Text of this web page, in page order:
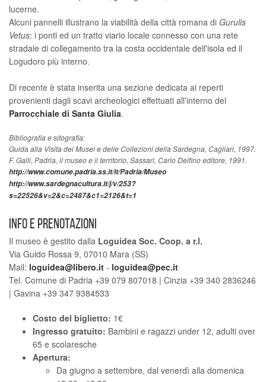
lucerne.
Alcuni pannelli illustrano la viabilità della città romana di Gurulis
Vetus: i ponti ed un tratto viario locale connesso con una rete
stradale di collegamento tra la costa occidentale dell'isola ed il
Logudoro più interno.
Di recente è stata inserita una sezione dedicata ai reperti
provenienti dagli scavi archeologici effettuati all’interno del
Parrocchiale di Santa Giulia.
Guida alla Visita dei Musei e delle Collezioni della Sardegna, Cagliari, 1997.
F. Galli, Padria, il museo e il territorio, Sassari, Carlo Delfino editore, 1991.
http://www.comune.padria.ss.it/it/Padria/Museo
http://www.sardegnacultura.it/j/v/253?
s=22526&v=2&c=2487&c1=2126&t=1
INFO E PRENOTAZIONI
Il museo è gestito dalla Loguidea Soc. Coop. a r.l.
Via Guido Rossa 9, 07010 Mara (SS)
Mail: loguidea@libero.it - loguidea@pec.it
Tel. Comune di Padria +39 079 807018 | Cinzia +39 340 2836246
| Gavina +39 347 9384533
Costo del biglietto: 1€
Ingresso gratuito: Bambini e ragazzi under 12, adulti over
65 e scolaresche
Apertura:
Da giugno a settembre, dal venerdì alla domenica